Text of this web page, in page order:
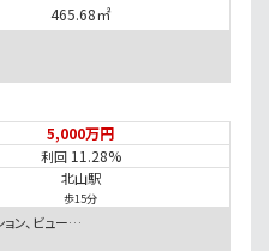
465.68㎡
5,000万円
利回11.28%
北山駅
歩15分
ン、ビュー…